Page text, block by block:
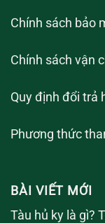
Chính sách bảo
Chính sách vận
Quy định đổi trả
Phương thức
BÀI VIẾT MỚI
Tàu hủ ky là gì?